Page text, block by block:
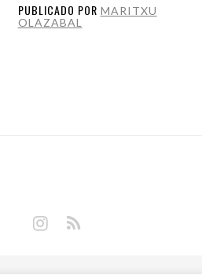
PUBLICADO POR MARITXU
OLAZABAL